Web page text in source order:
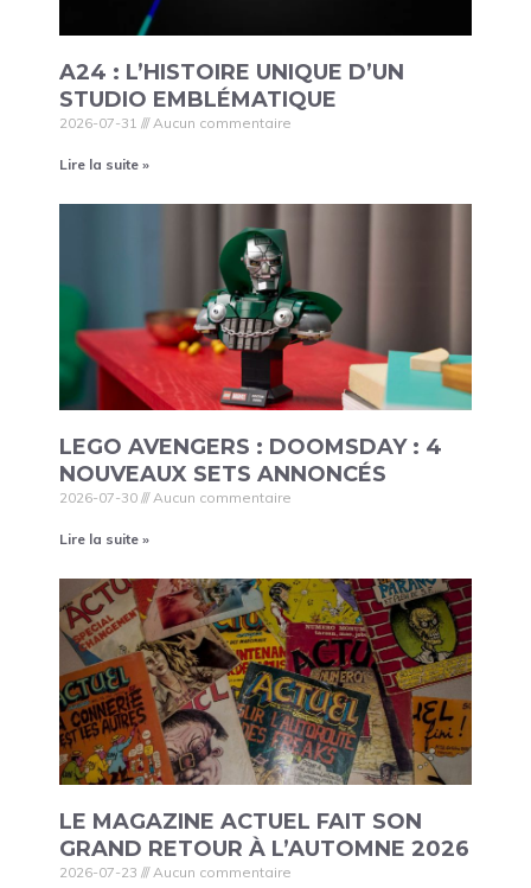
A24 : L’HISTOIRE UNIQUE D’UN
STUDIO EMBLÉMATIQUE
2026-07-31 Aucun commentaire
Lire la suite »
LEGO AVENGERS : DOOMSDAY : 4
NOUVEAUX SETS ANNONCÉS
2026-07-30 Aucun commentaire
Lire la suite »
LE MAGAZINE ACTUEL FAIT SON
GRAND RETOUR À L’AUTOMNE 2026
2026-07-23 Aucun commentaire